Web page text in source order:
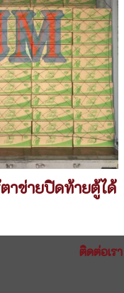
าข่ายปิดท้ายตู้ได้
ติดต่อเรา